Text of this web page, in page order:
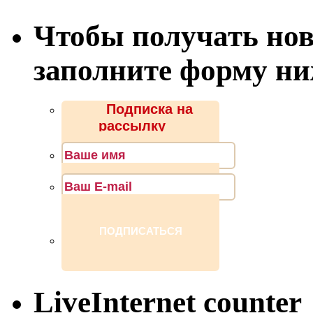
Чтобы получать
заполните форму
Подписка на
рассылку
LiveInternet counter